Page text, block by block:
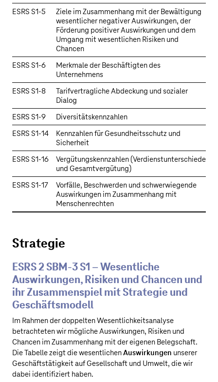
ESRS S1‑5
Ziele im Zusammenhang mit der Bewältigung
wesentlicher negativer Auswirkungen, der
Förderung positiver Auswirkungen und dem
Umgang mit wesentlichen Risiken und
Chancen
ESRS S1‑6
Merkmale der Beschäftigten des
Unternehmens
ESRS S1‑8
Tarifvertragliche Abdeckung und sozialer
Dialog
ESRS S1‑9
Diversitätskennzahlen
ESRS S1‑14
Kennzahlen für Gesundheitsschutz und
Sicherheit
ESRS S1‑16
Vergütungskennzahlen (Verdienstunterschiede
und Gesamtvergütung)
ESRS S1‑17
Vorfälle, Beschwerden und schwerwiegende
Auswirkungen im Zusammenhang mit
Menschenrechten
Strategie
ESRS 2 SBM-3 S1 – Wesentliche
Auswirkungen, Risiken und Chancen und
ihr Zusammenspiel mit Strategie und
Geschäftsmodell
Im Rahmen der doppelten Wesentlichkeitsanalyse
betrachteten wir mögliche Auswirkungen, Risiken und
Chancen im Zusammenhang mit der eigenen Belegschaft.
Die Tabelle zeigt die wesentlichenAuswirkungen unserer
Geschäftstätigkeit auf Gesellschaft und Umwelt, die wir
dabei identifiziert haben.